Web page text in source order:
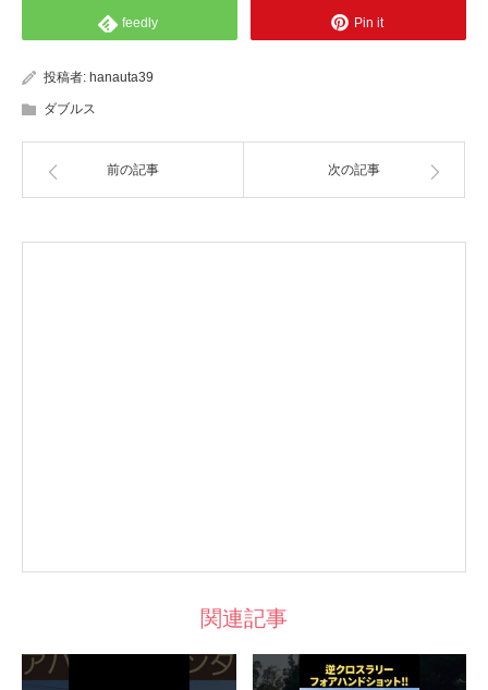
feedly Pin it
投稿者: hanauta39
ダブルス
前の記事 次の記事
関連記事